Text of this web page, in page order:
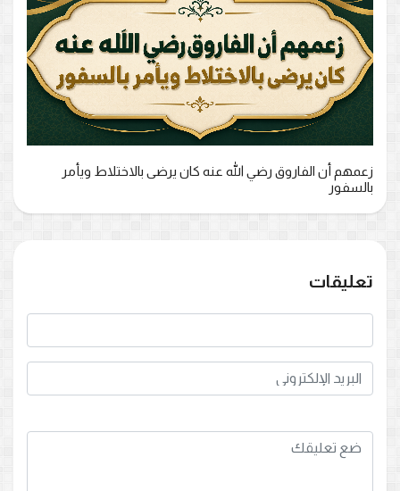
زعمهم أن الفاروق رضي الله عنه كان يرضى بالاختلاط ويأمر
بالسفور
تعليقات